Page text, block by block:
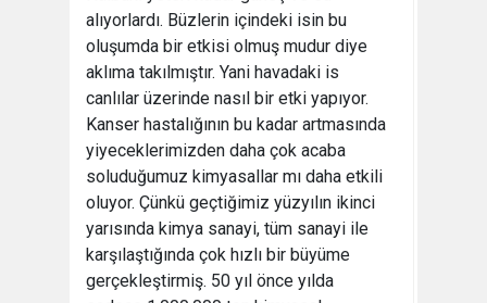
alıyorlardı. Büzlerin içindeki isin bu
oluşumda bir etkisi olmuş mudur diye
aklıma takılmıştır. Yani havadaki is
canlılar üzerinde nasıl bir etki yapıyor.
Kanser hastalığının bu kadar artmasında
yiyeceklerimizden daha çok acaba
soluduğumuz kimyasallar mı daha etkili
oluyor. Çünkü geçtiğimiz yüzyılın ikinci
yarısında kimya sanayi, tüm sanayi ile
karşılaştığında çok hızlı bir büyüme
gerçekleştirmiş. 50 yıl önce yılda